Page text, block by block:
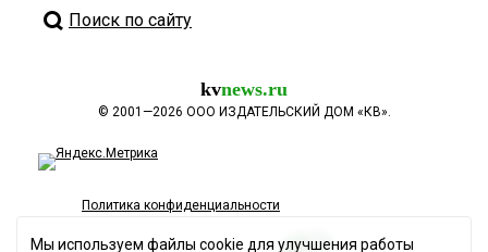
Поиск по сайту
kvnews.ru
© 2001—2026 ООО ИЗДАТЕЛЬСКИЙ ДОМ «КВ».
Политика конфиденциальности
Мы используем файлы cookie для улучшения работы